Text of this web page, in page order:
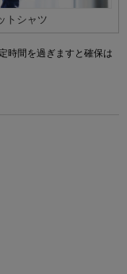
すっきりと見せ、知的
ーツのインナーとして申
ズやビジネスカジュアル
トシャツ
時間を過ぎますと確保は